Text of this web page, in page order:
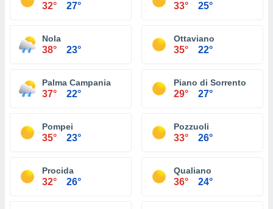
32° 27° 33° 25°
Nola
38° 23°
Ottaviano
35° 22°
Palma Campania
37° 22°
Piano di Sorrento
29° 27°
Pompei
35° 23°
Pozzuoli
33° 26°
Procida
32° 26°
Qualiano
36° 24°